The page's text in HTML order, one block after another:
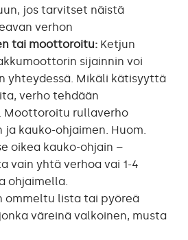
jos tarvitset näistä
verhon
tai moottoroitu: Ketjun
sijainnin voi
yhteydessä. Mikäli kätisyyttä
verho tehdään
Moottoroitu rullaverho
kauko-ohjaimen. Huom.
oikea kauko-ohjain –
vain yhtä verhoa vai 1-4
ohjaimella.
ommeltu lista tai pyöreä
väreinä valkoinen, musta